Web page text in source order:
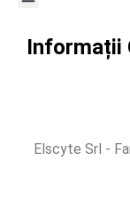
Informații
Elscyte Srl -